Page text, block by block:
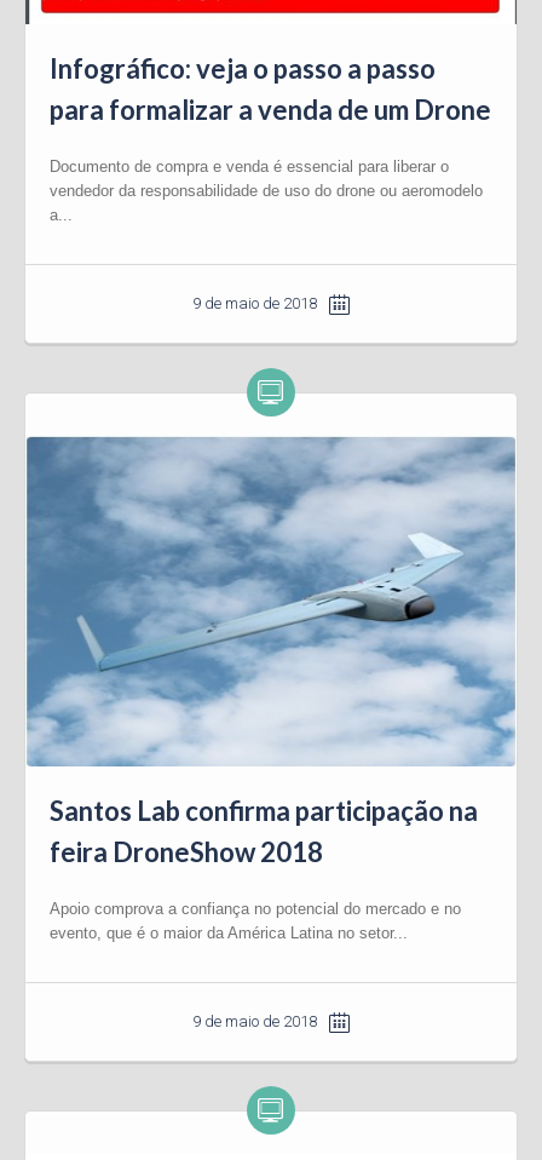
Infográfico: veja o passo a passo
para formalizar a venda de um Drone
Documento de compra e venda é essencial para liberar o
vendedor da responsabilidade de uso do drone ou aeromodelo
a...
9 de maio de 2018
Santos Lab confirma participação na
feira DroneShow 2018
Apoio comprova a confiança no potencial do mercado e no
evento, que é o maior da América Latina no setor...
9 de maio de 2018